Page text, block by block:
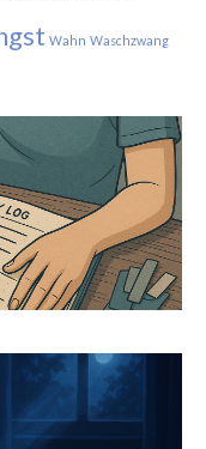
Wahn Waschzwang